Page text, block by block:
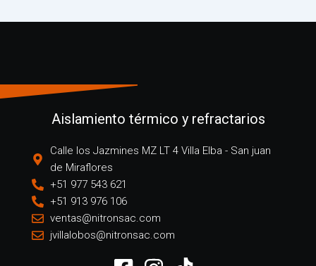
Aislamiento térmico y refractarios
Calle los Jazmines MZ LT 4 Villa Elba - San juan
de Miraflores
+51 977 543 621
+51 913 976 106
ventas@nitronsac.com
jvillalobos@nitronsac.com